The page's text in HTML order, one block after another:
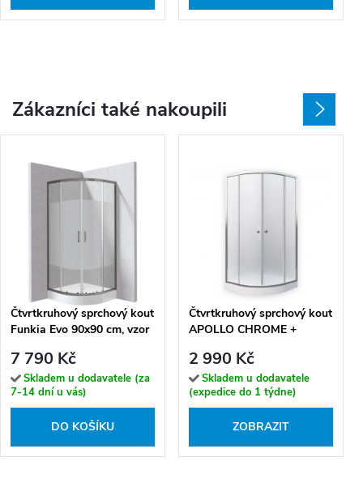
Zákazníci také nakoupili
Čtvrtkruhový sprchový kout
Funkia Evo 90x90 cm, vzor
sprchová vanička bílá
7 790 Kč
Skladem u dodavatele (za
7-14 dní u vás)
DO KOŠÍKU
Čtvrtkruhový sprchový kout
APOLLO CHROME +
2 990 Kč
Skladem u dodavatele
(expedice do 1 týdne)
ZOBRAZIT